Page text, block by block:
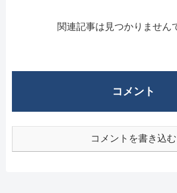
関連記事は見つかりません
コメント
コメントを書き込む